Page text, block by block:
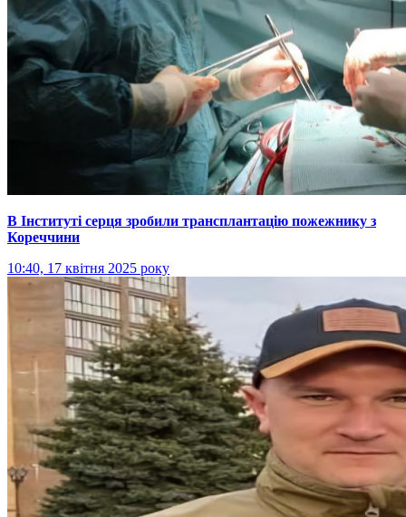
В Інституті серця зробили трансплантацію пожежнику з
Кореччини
10:40, 17 квітня 2025 року